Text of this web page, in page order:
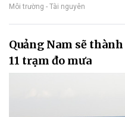
Môi trường - Tài nguyên
Quảng Nam sẽ
11 trạm đo mưa